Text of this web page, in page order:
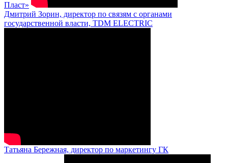
Пласт»
Дмитрий Зорин, директор по связям с органами
государственной власти, TDM ELECTRIC
Татьяна Бережная, директор по маркетингу ГК